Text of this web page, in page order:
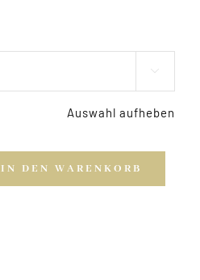

Auswahl aufheben
IN DEN WARENKORB